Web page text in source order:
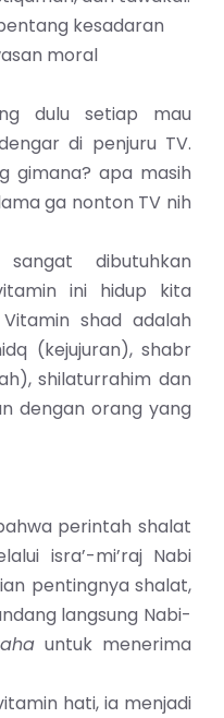
kesadaran
moral
dulu setiap mau
di penjuru TV.
gimana? apa masih
ga nonton TV nih
dibutuhkan
ini hidup kita
shad adalah
(kejujuran), shabr
shilaturrahim dan
dengan orang yang
perintah shalat
isra’-mi’raj Nabi
pentingnya shalat,
langsung Nabi-
untuk menerima
hati, ia menjadi